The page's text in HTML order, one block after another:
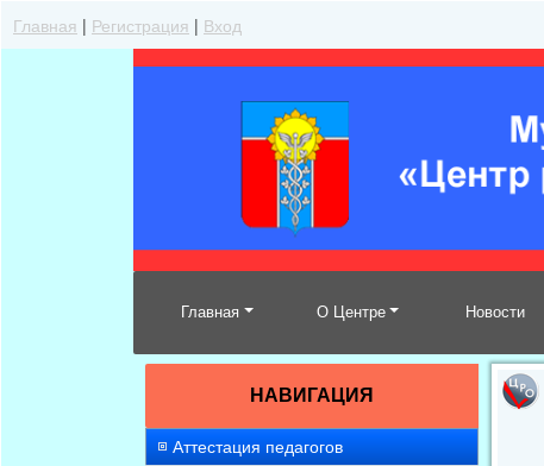
Главная | Регистрация | Вход
Главная О Центре Новости
НАВИГАЦИЯ
Аттестация педагогов